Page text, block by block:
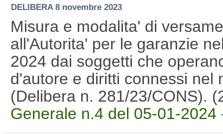
DELIBERA 8 novembre 2023
Misura e modalita' di
all'Autorita' per le garanzie
2024 dai soggetti che
d'autore e diritti connessi nel
(Delibera n. 281/23/CONS).
Generale n.4 del 05-01-